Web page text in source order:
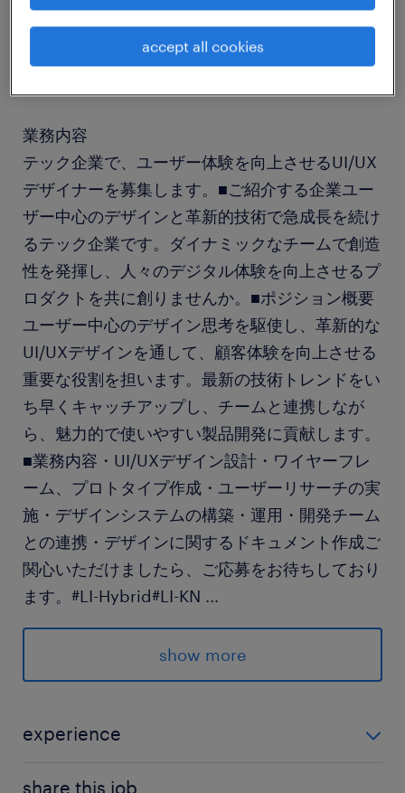
業務内容
テック企業で、ユーザー体験を向上させるUI/UX
デザイナーを募集します。■ご紹介する企業ユー
ザー中心のデザインと革新的技術で急成長を続け
るテック企業です。ダイナミックなチームで創造
性を発揮し、人々のデジタル体験を向上させるプ
ロダクトを共に創りませんか。■ポジション概要
ユーザー中心のデザイン思考を駆使し、革新的な
UI/UXデザインを通して、顧客体験を向上させる
重要な役割を担います。最新の技術トレンドをい
ち早くキャッチアップし、チームと連携しなが
ら、魅力的で使いやすい製品開発に貢献します。
■業務内容・UI/UXデザイン設計・ワイヤーフレ
ーム、プロトタイプ作成・ユーザーリサーチの実
施・デザインシステムの構築・運用・開発チーム
との連携・デザインに関するドキュメント作成ご
関心いただけましたら、ご応募をお待ちしており
ます。#LI-Hybrid#LI-KN ...
■必須スキル
・5年以上のUXデザイナー、UIデザイナーとして
・クライアントや様々なステークホルダーを巻き
show more
experience
share this job.
accept all cookies